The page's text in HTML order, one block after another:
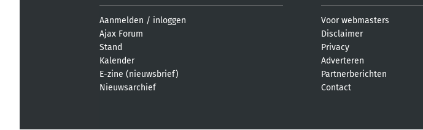
Aanmelden / inloggen
Ajax Forum
Stand
Kalender
E-zine (nieuwsbrief)
Nieuwsarchief
Voor webmasters
Disclaimer
Privacy
Adverteren
Partnerberichten
Contact